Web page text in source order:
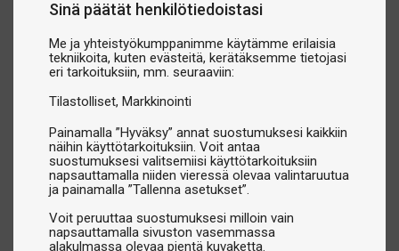
Sinä päätät henkilötiedoistasi
Me ja yhteistyökumppanimme käytämme erilaisia
tekniikoita, kuten evästeitä, kerätäksemme tietojasi
eri tarkoituksiin, mm. seuraaviin:
Tilastolliset Markkinointi
Painamalla ”Hyväksy” annat suostumuksesi kaikkiin
näihin käyttötarkoituksiin. Voit antaa
suostumuksesi valitsemiisi käyttötarkoituksiin
napsauttamalla niiden vieressä olevaa valintaruutua
ja painamalla ”Tallenna asetukset”.
Voit peruuttaa suostumuksesi milloin vain
napsauttamalla sivuston vasemmassa
alakulmassa olevaa pientä kuvaketta.